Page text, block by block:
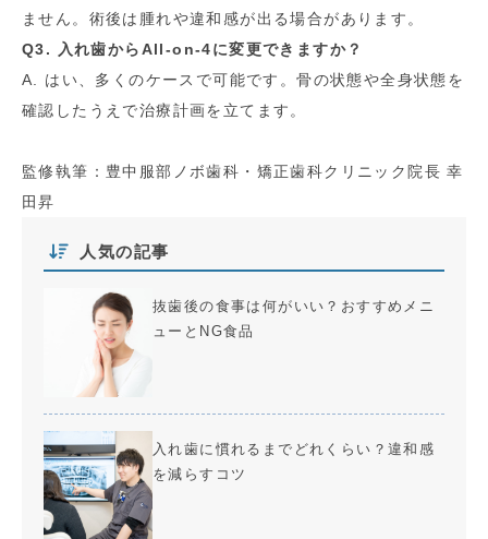
ません。術後は腫れや違和感が出る場合があります。
Q3. 入れ歯からAll-on-4に変更できますか？
A. はい、多くのケースで可能です。骨の状態や全身状態を
確認したうえで治療計画を立てます。
監修執筆：豊中服部ノボ歯科・矯正歯科クリニック院長 幸
田昇
人気の記事
抜歯後の食事は何がいい？おすすめメニ
ューとNG食品
入れ歯に慣れるまでどれくらい？違和感
を減らすコツ